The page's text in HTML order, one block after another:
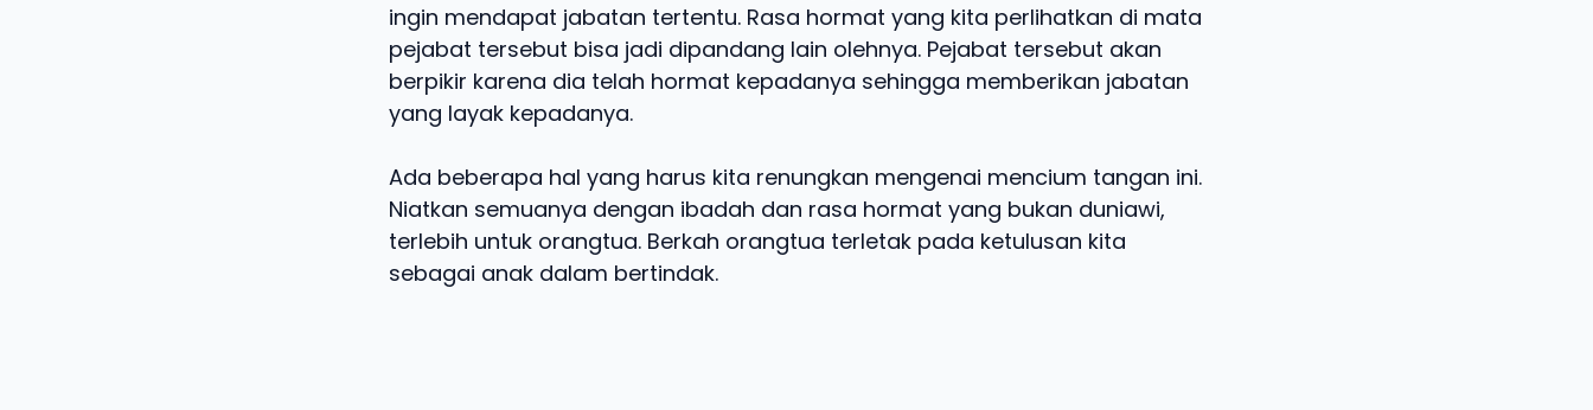
ingin mendapat jabatan tertentu. Rasa hormat yang kita perlihatkan di mata
pejabat tersebut bisa jadi dipandang lain olehnya. Pejabat tersebut akan
berpikir karena dia telah hormat kepadanya sehingga memberikan jabatan
yang layak kepadanya.
Ada beberapa hal yang harus kita renungkan mengenai mencium tangan ini.
Niatkan semuanya dengan ibadah dan rasa hormat yang bukan duniawi,
terlebih untuk orangtua. Berkah orangtua terletak pada ketulusan kita
sebagai anak dalam bertindak.